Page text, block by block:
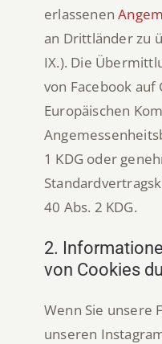
erlassenen
an Drittländer zu
IX.). Die
von Facebook
Europäischen
1 KDG oder
40 Abs. 2 KDG.
2.
von Cookies
Wenn Sie unsere
unseren